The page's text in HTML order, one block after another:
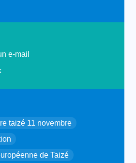
e-mail
taizé 11 novembre
de Taizé